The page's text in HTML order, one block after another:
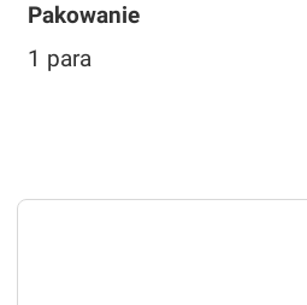
Pakowanie
1 para